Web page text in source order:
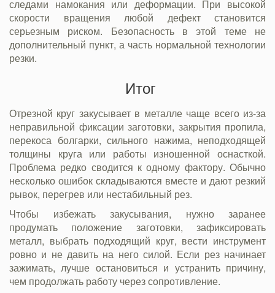
следами намокания или деформации. При высокой
скорости вращения любой дефект становится
серьезным риском. Безопасность в этой теме не
дополнительный пункт, а часть нормальной технологии
резки.
Итог
Отрезной круг закусывает в металле чаще всего из-за
неправильной фиксации заготовки, закрытия пропила,
перекоса болгарки, сильного нажима, неподходящей
толщины круга или работы изношенной оснасткой.
Проблема редко сводится к одному фактору. Обычно
несколько ошибок складываются вместе и дают резкий
рывок, перегрев или нестабильный рез.
Чтобы избежать закусывания, нужно заранее
продумать положение заготовки, зафиксировать
металл, выбрать подходящий круг, вести инструмент
ровно и не давить на него силой. Если рез начинает
зажимать, лучше остановиться и устранить причину,
чем продолжать работу через сопротивление.